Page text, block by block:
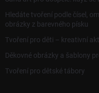
Hledáte tvoření podle čísel,
obrázky z barevného písku
Tvoření pro děti – kreativní
Děkovné obrázky a šablony
Tvoření pro dětské tábory